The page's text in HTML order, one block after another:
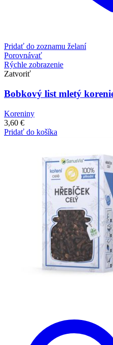
Pridať do zoznamu želaní
Porovnávať
Rýchle zobrazenie
Zatvoriť
Bobkový list mletý
Koreniny
3,60 €
Pridať do košíka